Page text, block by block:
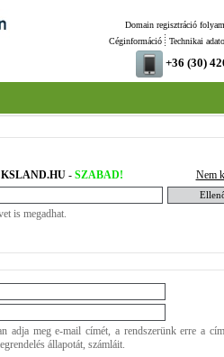
Domain regisztráció
Technikai
Céginformáció
+36 (30)
- SZABAD!
Nem
is megadhat.
adja meg e-mail címét, a rendszerünk erre a
állapotát, számláit.